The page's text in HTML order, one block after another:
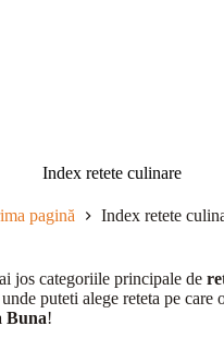
Index retete culinare
pagină Index retete
jos categoriile principale de
puteti alege reteta pe care
Buna!